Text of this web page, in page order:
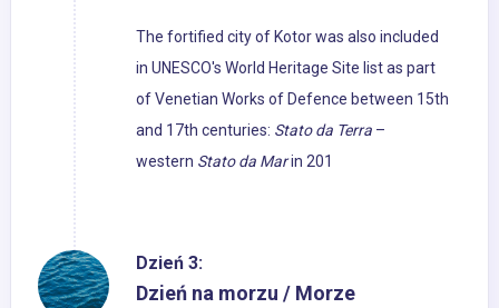
The fortified city of Kotor was also included
in UNESCO's World Heritage Site list as part
of Venetian Works of Defence between 15th
and 17th centuries: Stato da Terra –
western Stato da Marin 201
Dzień 3:
Dzień na morzu / Morze